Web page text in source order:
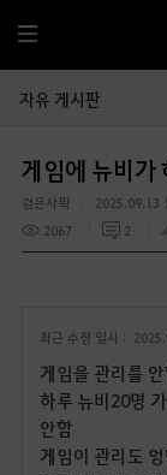
전
체
메
자유 게시판
게임에 뉴비가
검은사뫅
2025.09.13
2067
2
최근 수정 일시 :
게임을 관리를
하루 뉴비20명
안함
게임이 관리도